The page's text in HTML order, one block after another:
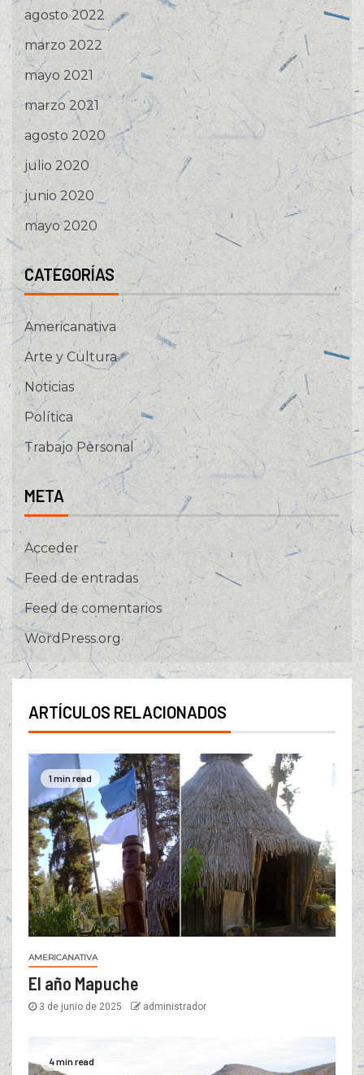
agosto 2022
marzo 2022
mayo 2021
marzo 2021
agosto 2020
julio 2020
junio 2020
mayo 2020
CATEGORÍAS
Americanativa
Arte y Cultura
Noticias
Política
Trabajo Personal
META
Acceder
Feed de entradas
Feed de comentarios
WordPress.org
ARTÍCULOS RELACIONADOS
1 min read
AMERICANATIVA
El año Mapuche
3 de junio de 2025 administrador
4 min read